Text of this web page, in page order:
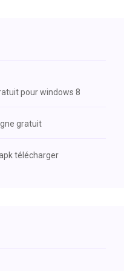
pour windows 8
gratuit
télécharger